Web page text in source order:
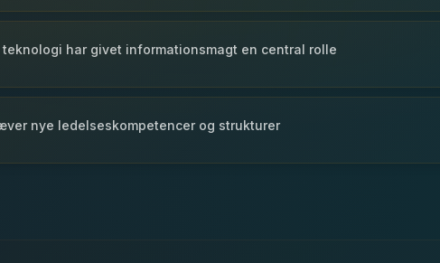
teknologi har givet informationsmagt en central rolle
nye ledelseskompetencer og strukturer